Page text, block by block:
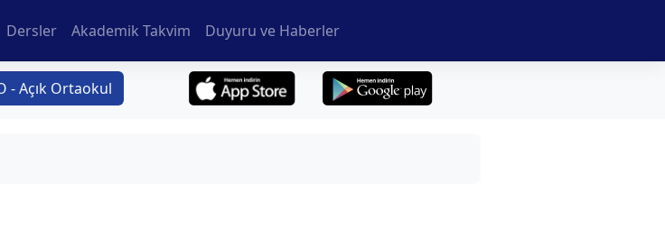
Dersler Akademik Takvim Duyuru ve Haberler
- Açık Ortaokul